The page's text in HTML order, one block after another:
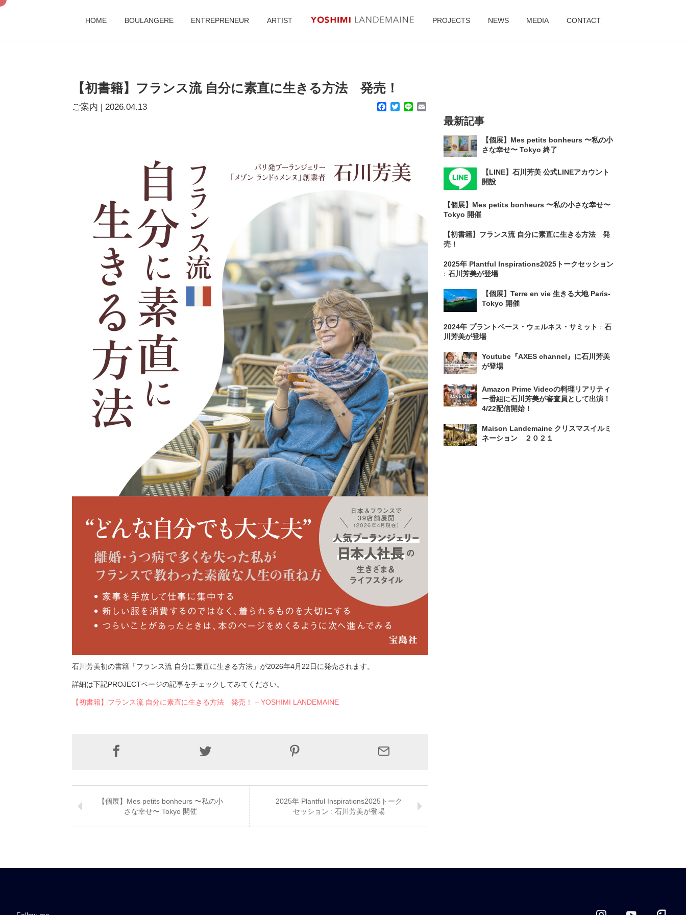
HOME BOULANGERE ENTREPRENEUR ARTIST PROJECTS NEWS MEDIA CONTACT
【初書籍】フランス流 自分に素直に生きる方法 発売！
ご案内 |2026.04.13 Facebook
Twitter
Line
石川芳美初の書籍「フランス流 自分に素直に生きる方法」が2026年4月22日に発売されます。
詳細は下記PROJECTページの記事をチェックしてみてください。
【初書籍】フランス流 自分に素直に生きる方法 発売！ – YOSHIMI LANDEMAINE
【個展】Mes petits bonheurs 〜私の小
さな幸せ〜 Tokyo 開催
2025年 Plantful Inspirations2025トーク
セッション ː 石川芳美が登場
最新記事
【個展】Mes petits bonheurs 〜私の小
さな幸せ〜 Tokyo 終了
【LINE】石川芳美 公式LINEアカウント
開設
【個展】Mes petits bonheurs 〜私の小さな幸せ〜
Tokyo 開催
【初書籍】フランス流 自分に素直に生きる方法 発
売！
2025年 Plantful Inspirations2025トークセッション
ː 石川芳美が登場
【個展】Terre en vie 生きる大地 Paris-
Tokyo 開催
2024年 プラントベース・ウェルネス・サミット ː 石
川芳美が登場
Youtube『AXES channel』に石川芳美
が登場
Amazon Prime Videoの料理リアリティ
ー番組に石川芳美が審査員として出演！
4/22配信開始！
Maison Landemaine クリスマスイルミ
ネーション ２０２１